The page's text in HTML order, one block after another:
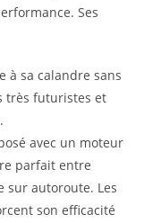
Ses
à sa calandre sans
très futuristes et
avec un moteur
parfait entre
sur autoroute. Les
son efficacité